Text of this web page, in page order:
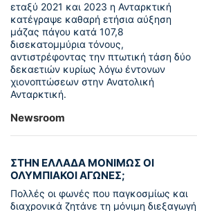
εταξύ 2021 και 2023 η Ανταρκτική
κατέγραψε καθαρή ετήσια αύξηση
μάζας πάγου κατά 107,8
δισεκατομμύρια τόνους,
αντιστρέφοντας την πτωτική τάση δύο
δεκαετιών κυρίως λόγω έντονων
χιονοπτώσεων στην Ανατολική
Ανταρκτική.
Newsroom
ΣΤΗΝ ΕΛΛΑΔΑ ΜΟΝΙΜΩΣ ΟΙ
ΟΛΥΜΠΙΑΚΟΙ ΑΓΩΝΕΣ;
Πολλές οι φωνές που παγκοσμίως και
διαχρονικά ζητάνε τη μόνιμη διεξαγωγή